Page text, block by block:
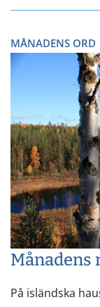
MÅNADENS ORD
Månadens
På isländska